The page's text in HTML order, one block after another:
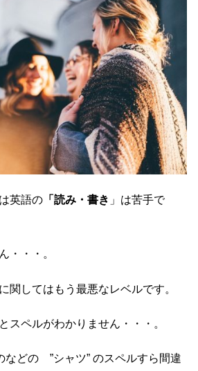
英語の 「読み・書き 」は苦手で
・・・。
に関してはもう最悪なレベルです。
スペルがわかりません・・・。
などの ”シャツ” のスペルすら間違